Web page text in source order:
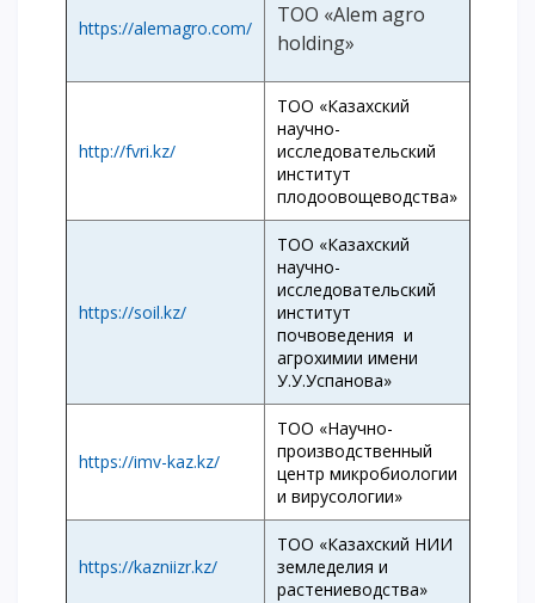
https://alemagro.com/
ТОО «Alem agro
holding»
http://fvri.kz/
ТОО «Казахский
научно-
исследовательский
институт
плодоовощеводства»
https://soil.kz/
ТОО «Казахский
научно-
исследовательский
институт
почвоведения и
агрохимии имени
У.У.Успанова»
https://imv-kaz.kz/
ТОО «Научно-
производственный
центр микробиологии
и вирусологии»
https://kazniizr.kz/
ТОО «Казахский НИИ
земледелия и
растениеводства»